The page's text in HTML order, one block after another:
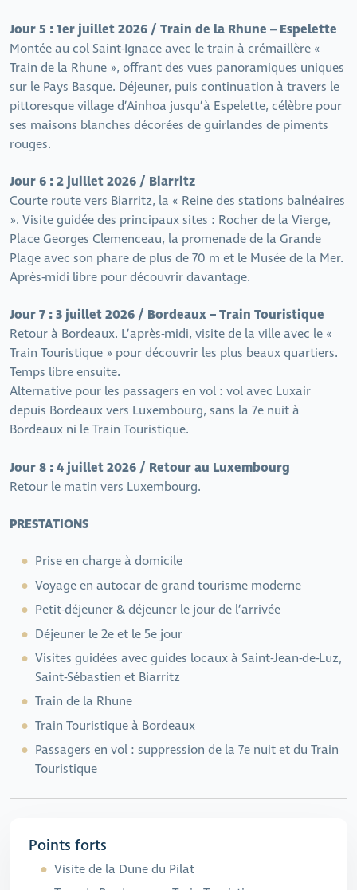
Jour 5 : 1er juillet 2026 / Train de la Rhune – Espelette
Montée au col Saint-Ignace avec le train à crémaillère «
Train de la Rhune », offrant des vues panoramiques uniques
sur le Pays Basque. Déjeuner, puis continuation à travers le
pittoresque village d’Ainhoa jusqu’à Espelette, célèbre pour
ses maisons blanches décorées de guirlandes de piments
rouges.
Jour 6 : 2 juillet 2026 / Biarritz
Courte route vers Biarritz, la « Reine des stations balnéaires
». Visite guidée des principaux sites : Rocher de la Vierge,
Place Georges Clemenceau, la promenade de la Grande
Plage avec son phare de plus de 70 m et le Musée de la Mer.
Après-midi libre pour découvrir davantage.
Jour 7 : 3 juillet 2026 / Bordeaux – Train Touristique
Retour à Bordeaux. L’après-midi, visite de la ville avec le «
Train Touristique » pour découvrir les plus beaux quartiers.
Temps libre ensuite.
Alternative pour les passagers en vol : vol avec Luxair
depuis Bordeaux vers Luxembourg, sans la 7e nuit à
Bordeaux ni le Train Touristique.
Jour 8 : 4 juillet 2026 / Retour au Luxembourg
Retour le matin vers Luxembourg.
PRESTATIONS
Prise en charge à domicile
Voyage en autocar de grand tourisme moderne
Petit-déjeuner & déjeuner le jour de l’arrivée
Déjeuner le 2e et le 5e jour
Visites guidées avec guides locaux à Saint-Jean-de-Luz,
Saint-Sébastien et Biarritz
Train de la Rhune
Train Touristique à Bordeaux
Passagers en vol : suppression de la 7e nuit et du Train
Touristique
Points forts
Visite de la Dune du Pilat